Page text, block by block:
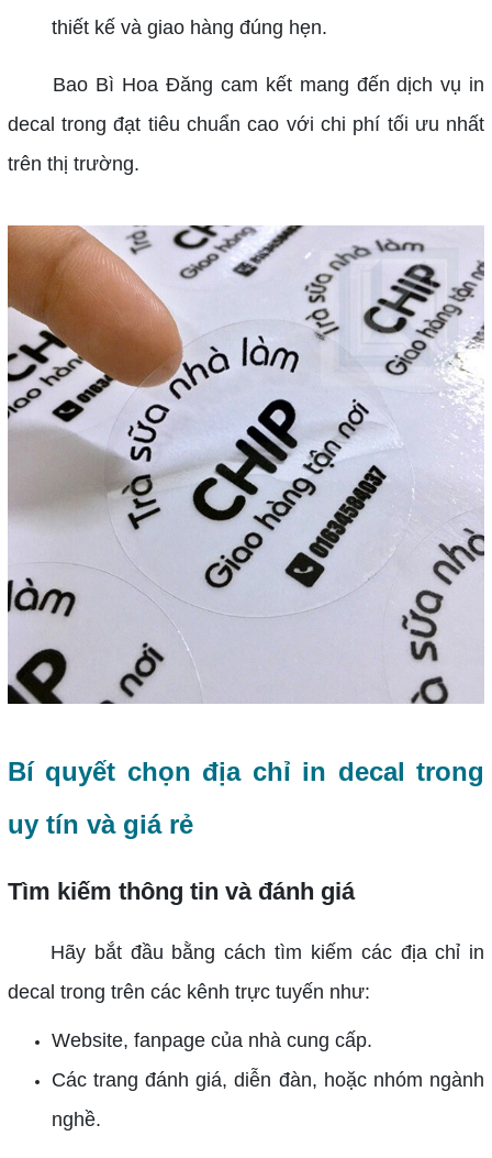
thiết kế và giao hàng đúng hẹn.
Bao Bì Hoa Đăng cam kết mang đến dịch vụ in
decal trong đạt tiêu chuẩn cao với chi phí tối ưu nhất
trên thị trường.
Bí quyết chọn địa chỉ in decal trong
uy tín và giá rẻ
Tìm kiếm thông tin và đánh giá
Hãy bắt đầu bằng cách tìm kiếm các địa chỉ in
decal trong trên các kênh trực tuyến như:
Website, fanpage của nhà cung cấp.
Các trang đánh giá, diễn đàn, hoặc nhóm ngành
nghề.